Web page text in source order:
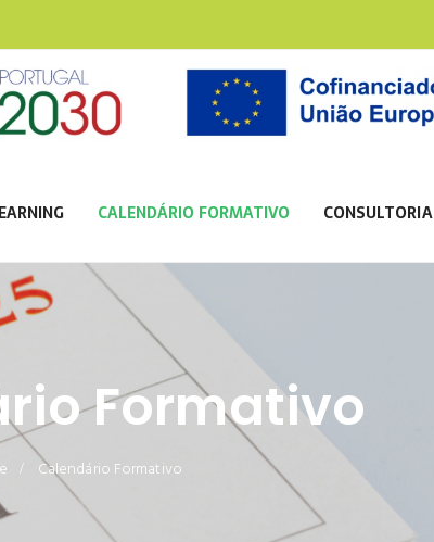
CALENDÁRIO FORMATIVO CONSULTORIA
Formativo
Calendário Formativo